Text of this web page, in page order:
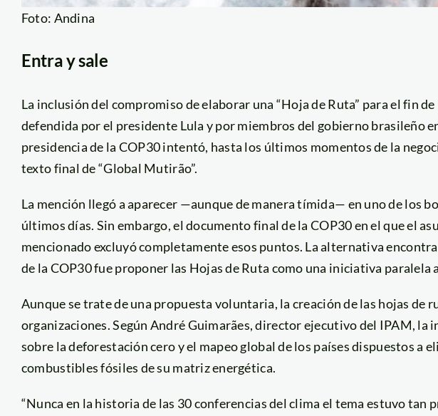
Foto: Andina
Entra y sale
La inclusión del compromiso de elaborar una “Hoja de Ruta” para el fin
defendida por el presidente Lula y por miembros del gobierno brasileño
presidencia de la COP30 intentó, hasta los últimos momentos de la
texto final de “Global Mutirão”.
La mención llegó a aparecer —aunque de manera tímida— en uno de los
últimos días. Sin embargo, el documento final de la COP30 en el que el
mencionado excluyó completamente esos puntos. La alternativa
de la COP30 fue proponer las Hojas de Ruta como una iniciativa paralela
Aunque se trate de una propuesta voluntaria, la creación de las hojas de
organizaciones. Según André Guimarães, director ejecutivo del IPAM, la
sobre la deforestación cero y el mapeo global de los países dispuestos a
combustibles fósiles de su matriz energética.
“Nunca en la historia de las 30 conferencias del clima el tema estuvo tan